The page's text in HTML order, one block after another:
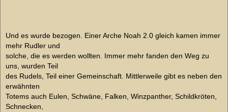
Und es wurde bezogen. Einer Arche Noah 2.0 gleich kamen immer
mehr Rudler und
solche, die es werden wollten. Immer mehr fanden den Weg zu
uns, wurden Teil
des Rudels, Teil einer Gemeinschaft. Mittlerweile gibt es neben den
erwähnten
Totems auch Eulen, Schwäne, Falken, Winzpanther, Schildkröten,
Schnecken,